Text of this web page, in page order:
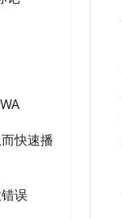
快速播
误